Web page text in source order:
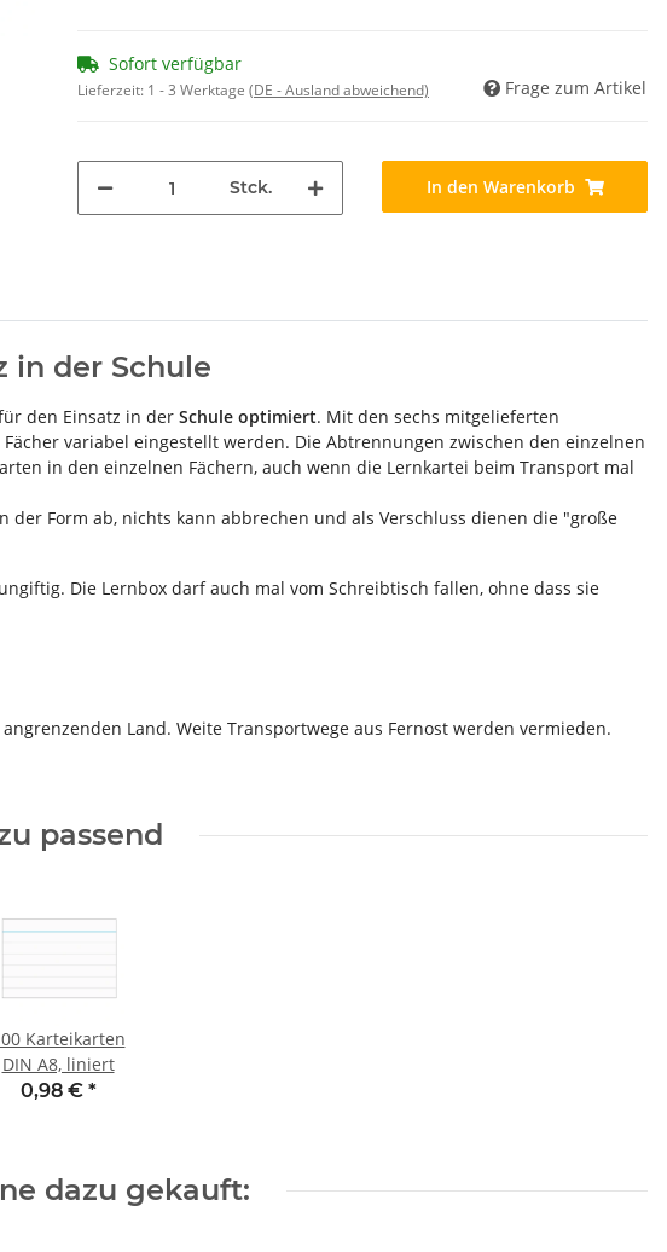
Sofort verfügbar
Lieferzeit: 1 - 3 Werktage (DE - Ausland abweichend) Frage zum Artikel
Stck. In den Warenkorb
in der Schule
den Einsatz in der Schule optimiert. Mit den sechs mitgelieferten
variabel eingestellt werden. Die Abtrennungen zwischen den einzelnen
in den einzelnen Fächern, auch wenn die Lernkartei beim Transport mal
Form ab, nichts kann abbrechen und als Verschluss dienen die "große
Die Lernbox darf auch mal vom Schreibtisch fallen, ohne dass sie
Land. Weite Transportwege aus Fernost werden vermieden.
passend
Karteikarten
DIN A8, liniert
0,98 € *
dazu gekauft: